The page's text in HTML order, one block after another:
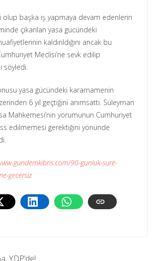
olup başka iş yapmaya devam edenlerin
çıkarılan yasa gücündeki
kaldırıldığını ancak bu
Meclisi’ne sevk edilip
söyledi.
yasa gücündeki kararnamenin
6 yıl geçtiğini anımsattı. Süleyman
Mahkemesi’nin yorumunun Cumhuriyet
edilmemesi gerektiğini yönünde
90-gunluk-sure-
gecersiz
YDP’de!